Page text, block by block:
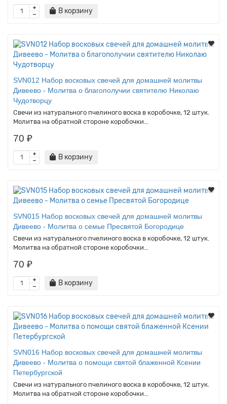
В корзину
SVN012 Набор восковых свечей для домашней молитвы
Дивеево - Молитва о благополучии святителю Николаю
Чудотворцу
Свечи из натурального пчелиного воска в коробочке, 12 штук.
Молитва на обратной стороне коробочки...
70 ₽
В корзину
SVN015 Набор восковых свечей для домашней молитвы
Дивеево - Молитва о семье Пресвятой Богородице
Свечи из натурального пчелиного воска в коробочке, 12 штук.
Молитва на обратной стороне коробочки...
70 ₽
В корзину
SVN016 Набор восковых свечей для домашней молитвы
Дивеево - Молитва о помощи святой блаженной Ксении
Петербургской
Свечи из натурального пчелиного воска в коробочке, 12 штук.
Молитва на обратной стороне коробочки...